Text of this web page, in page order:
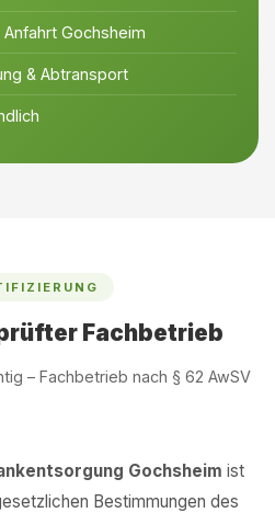
Gochsheim
& Abtransport
Fachbetrieb
– Fachbetrieb nach § 62 AwSV
Gochsheim ist
Bestimmungen des